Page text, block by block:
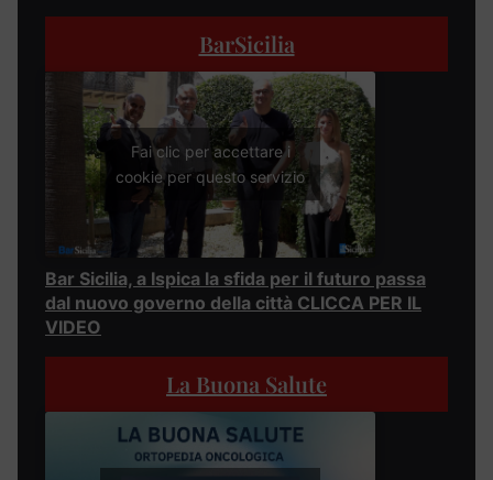
BarSicilia
Fai clic per accettare i
cookie per questo servizio
Bar Sicilia, a Ispica la sfida per il futuro passa
dal nuovo governo della città CLICCA PER IL
VIDEO
La Buona Salute